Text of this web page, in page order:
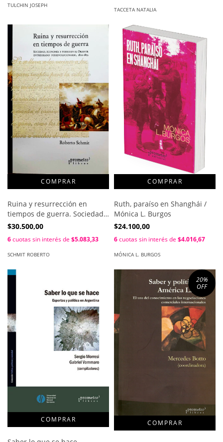
TULCHIN JOSEPH
TACCETA NATALIA
Ruina y resurrección en
tiempos de guerra. Sociedad,
economía y poder en el
posrrevolucionario, 1810-1852
/ Schmit, Roberto
$30.500,00
6cuotas sin interés de $5.083,33
SCHMIT ROBERTO
Ruth, paraíso en Shanghái /
Mónica L. Burgos
$24.100,00
6cuotas sin interés de $4.016,67
MÓNICA L. BURGOS
20%
OFF